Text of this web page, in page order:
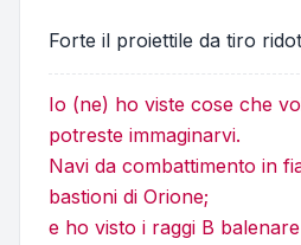
Forte il proiettile da tiro
Io (ne) ho viste cose che
potreste immaginarvi.
Navi da combattimento in
bastioni di Orione;
e ho visto i raggi B